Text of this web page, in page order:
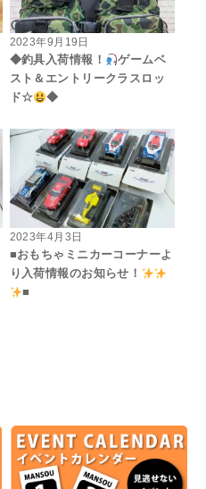
2023年9月19日
◆釣具入荷情報！
ゲームベ
スト＆エントリークラスロッ
ド☆
◆
2023年4月3日
■おもちゃミニカーコーナーよ
り入荷情報のお知らせ！
■